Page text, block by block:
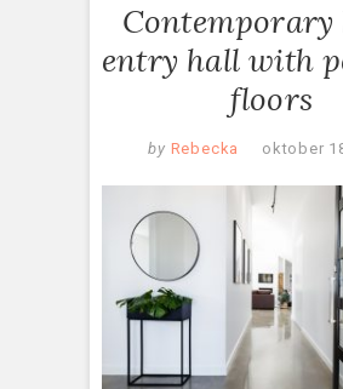
Contemporary
entry hall with
floors
by Rebecka oktober